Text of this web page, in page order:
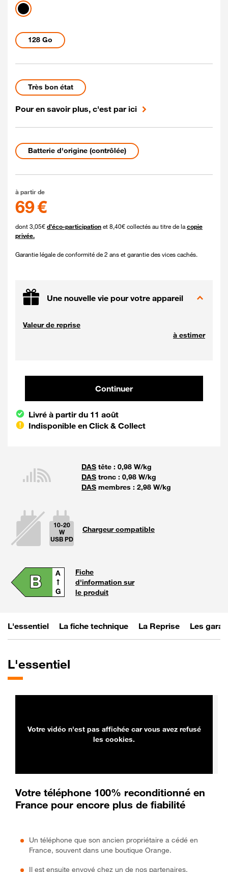
Coloris disponibles
noir
Capacités disponibles
128 Go
Etat du mobile Reconditionné
Très bon état
Pour en savoir plus, c'est par ici
Etat de la batterie
Batterie d'origine (contrôlée)
à partir de
69 €
dont 3,05€ d'éco-participation et 8,40€ collectés au titre de la copie
privée.
Garantie légale de conformité de 2 ans et garantie des vices cachés.
Une nouvelle vie pour votre appareil
Valeur de reprise
à estimer
Continuer
Livré à partir du 11 août
Indisponible en Click & Collect
DAS tête : 0,98 W/kg
DAS tronc : 0,98 W/kg
DAS membres : 2,98 W/kg
La
10-20
W
USB PD
Chargeur compatible
Fiche
d'information sur
le produit
L'essentiel La fiche technique La Reprise Les
L'essentiel
Votre vidéo n'est pas affichée car vous avez refusé
les cookies.
Votre téléphone 100% reconditionné en
France pour encore plus de fiabilité
Un téléphone que son ancien propriétaire a cédé en
France, souvent dans une boutique Orange.
Il est ensuite envoyé chez un de nos partenaires,